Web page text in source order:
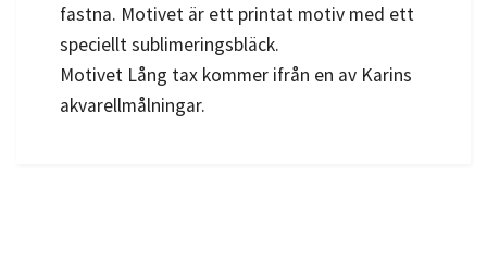
fastna. Motivet är ett printat motiv med ett
speciellt sublimeringsbläck.
Motivet Lång tax kommer ifrån en av Karins
akvarellmålningar.